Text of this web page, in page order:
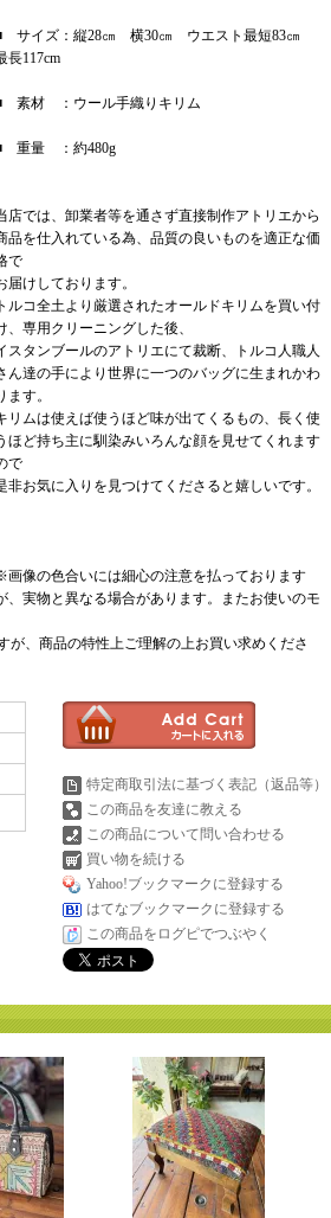
サイズ：縦28㎝ 横30㎝ ウエスト最短83㎝
長117cm
素材 ：ウール手織りキリム
重量 ：約480g
店では、卸業者等を通さず直接制作アトリエから
品を仕入れている為、品質の良いものを適正な価
で
届けしております。
トルコ全土より厳選されたオールドキリムを買い付
、専用クリーニングした後、
スタンブールのアトリエにて裁断、トルコ人職人
ん達の手により世界に一つのバッグに生まれかわ
ます。
リムは使えば使うほど味が出てくるもの、長く使
ほど持ち主に馴染みいろんな顔を見せてくれます
で
非お気に入りを見つけてくださると嬉しいです。
画像の色合いには細心の注意を払っております
、実物と異なる場合があります。またお使いのモ
、商品の特性上ご理解の上お買い求めくださ
特定商取引法に基づく表記（返品等）
この商品を友達に教える
この商品について問い合わせる
買い物を続ける
Yahoo!ブックマークに登録する
はてなブックマークに登録する
この商品をログピでつぶやく